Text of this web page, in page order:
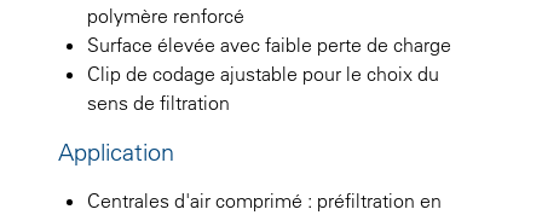
polymère renforcé
Surface élevée avec faible perte de charge
Clip de codage ajustable pour le choix du
sens de filtration
Application
Centrales d'air comprimé : préfiltration en